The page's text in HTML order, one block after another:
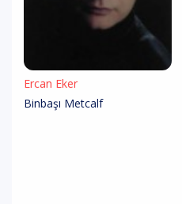
Ercan Eker
Binbaşı Metcalf